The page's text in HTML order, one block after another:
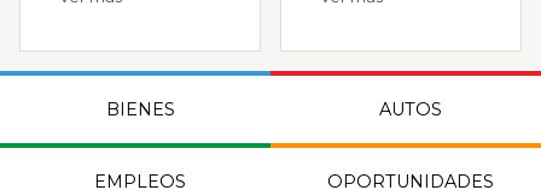
BIENES AUTOS
EMPLEOS OPORTUNIDADES